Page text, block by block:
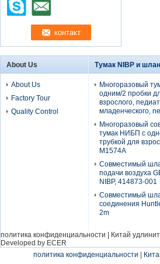
About Us
About Us
Factory Tour
Quality Control
Тумак NIBP и
Многоразовый
одним/2 пробки
взрослого,
младенческого,
Многоразовый
тумак НИБП с
трубкой для
М1574А
Совместимый
подачи воздуха
NIBP, 414873-001
Совместимый
соединения
2m
политика конфиденциальности | Китай
Developed by ECER
политика конфиденциальности |